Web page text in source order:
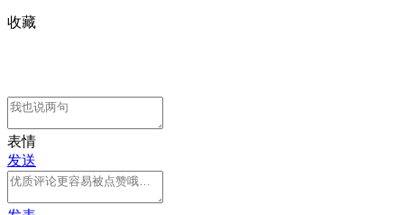
收藏
表情
发送